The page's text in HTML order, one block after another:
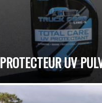
PROTECTEUR UV